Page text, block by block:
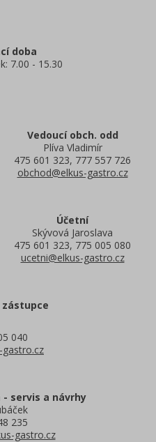
doba
7.00 - 15.30
Vedoucí obch. odd
Plíva Vladimír
475 601 323, 777 557 726
obchod@elkus-gastro.cz
Účetní
Skývová Jaroslava
475 601 323, 775 005 080
ucetni@elkus-gastro.cz
zástupce
040
gastro.cz
servis a návrhy
235
gastro.cz